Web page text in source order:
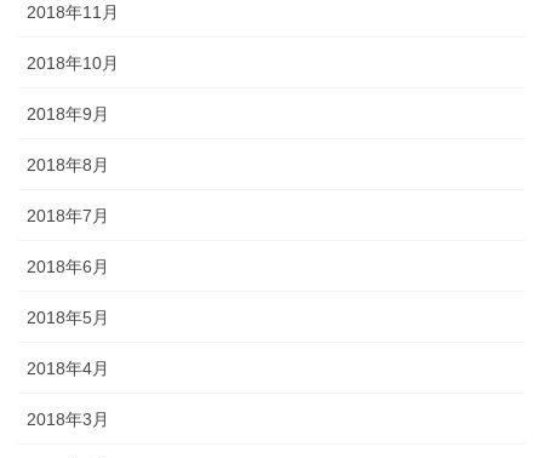
2018年11月
2018年10月
2018年9月
2018年8月
2018年7月
2018年6月
2018年5月
2018年4月
2018年3月